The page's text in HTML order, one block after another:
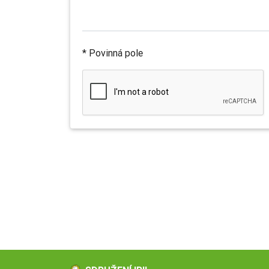
* Povinná pole